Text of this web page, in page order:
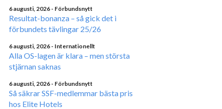
6 augusti, 2026 - Förbundsnytt
Resultat-bonanza – så gick det i
förbundets tävlingar 25/26
6 augusti, 2026 - Internationellt
Alla OS-lagen är klara – men största
stjärnan saknas
6 augusti, 2026 - Förbundsnytt
Så säkrar SSF-medlemmar bästa pris
hos Elite Hotels